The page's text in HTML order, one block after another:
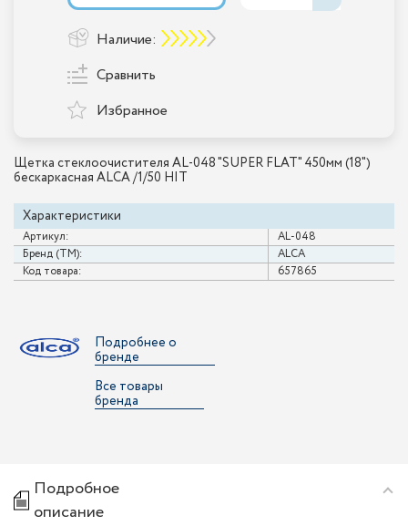
Щетка стеклоочистителя AL-048 "SUPER FLAT" 450мм (18")
беcкаркасная ALCA /1/50 HIT
Характеристики
Артикул:
AL-048
Бренд (ТМ):
ALCA
Код товара:
657865
Наличие:
Сравнить
Избранное
Подробнее о
бренде
Все товары
бренда
Подробное
описание